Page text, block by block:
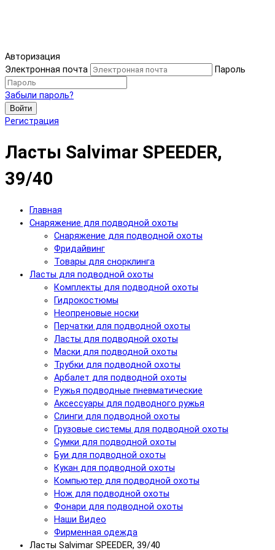
Авторизация
Электронная почта
Пароль
Забыли пароль?
Войти
Регистрация
Ласты Salvimar SPEEDER,
39/40
Главная
Снаряжение для подводной охоты
Снаряжение для подводной охоты
Фридайвинг
Товары для снорклинга
Ласты для подводной охоты
Комплекты для подводной охоты
Гидрокостюмы
Неопреновые носки
Перчатки для подводной охоты
Ласты для подводной охоты
Маски для подводной охоты
Трубки для подводной охоты
Арбалет для подводной охоты
Ружья подводные пневматические
Аксессуары для подводного ружья
Слинги для подводной охоты
Грузовые системы для подводной охоты
Сумки для подводной охоты
Буи для подводной охоты
Кукан для подводной охоты
Компьютер для подводной охоты
Нож для подводной охоты
Фонари для подводной охоты
Наши Видео
Фирменная одежда
Ласты Salvimar SPEEDER, 39/40